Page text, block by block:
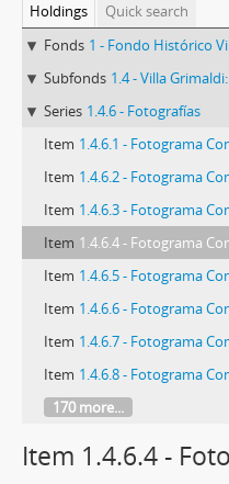
Holdings
Quick search
Fonds 1 - Fondo Histórico
Subfonds 1.4 - Villa
Series 1.4.6 - Fotografías
Item 1.4.6.1 - Fotograma
Item 1.4.6.2 - Fotograma
Item 1.4.6.3 - Fotograma
Item 1.4.6.4 - Fotograma
Item 1.4.6.5 - Fotograma
Item 1.4.6.6 - Fotograma
Item 1.4.6.7 - Fotograma
Item 1.4.6.8 - Fotograma
170 more...
Item 1.4.6.4 -